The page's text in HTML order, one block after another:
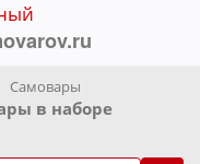
Самовары
в наборе